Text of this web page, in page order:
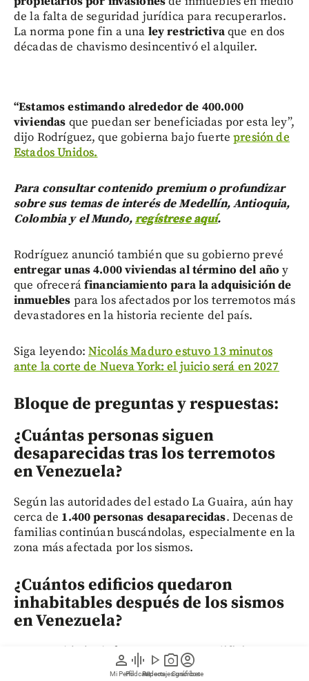
person
Mi Perfil
graphic_eq
Pódcast
play_arrow
Videos
photo_camera
Reportajes gráficos
account_circle
Suscríbete
de la falta de seguridad jurídica para recuperarlos.
La norma pone fin a una ley restrictivaque en dos
décadas de chavismo desincentivó el alquiler.
“Estamos estimando alrededor de 400.000
viviendas que puedan ser beneficiadas por esta ley”,
dijo Rodríguez, que gobierna bajo fuertepresión de
Estados Unidos.
Para consultar contenido premium o profundizar
sobre sus temas de interés de Medellín, Antioquia,
Colombia y el Mundo,regístrese aquí.
Rodríguez anunció también que su gobierno prevé
entregar unas 4.000 viviendas al término del año y
que ofreceráfinanciamiento para la adquisición de
inmuebles para los afectados por los terremotos más
devastadores en la historia reciente del país.
Siga leyendo:Nicolás Maduro estuvo 13 minutos
ante la corte de Nueva York: el juicio será en 2027
Bloque de preguntas y respuestas:
¿Cuántas personas siguen
desaparecidas tras los terremotos
en Venezuela?
Según las autoridades del estado La Guaira, aún hay
cerca de 1.400 personas desaparecidas. Decenas de
familias continúan buscándolas, especialmente en la
zona más afectada por los sismos.
¿Cuántos edificios quedaron
inhabitables después de los sismos
en Venezuela?
Las autoridades informaron que190 edificios
, mientras que6.433 fueron declarados de